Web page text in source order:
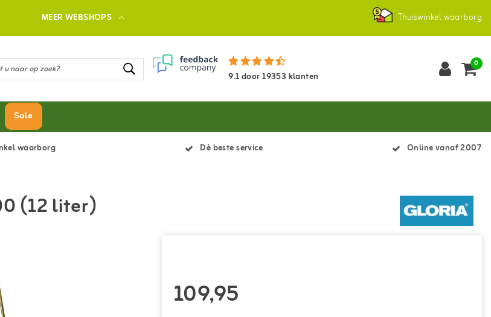
MEER WEBSHOPS Thuiswinkel waarborg
9.1door19353 klanten
0
Sale
waarborg Dè beste service Online vanaf 2007
(12 liter)
109,95